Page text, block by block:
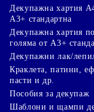
Декупажна хартия
А3+ стандартна
Декупажна хартия
голяма от А3+
Декупажни лак/
Краклета, патини,
пасти и др.
Пособия за декупаж
Шаблони и щампи